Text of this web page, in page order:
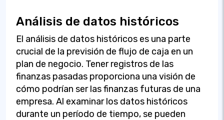
Análisis de datos históricos
El análisis de datos históricos es una parte
crucial de la previsión de flujo de caja en un
plan de negocio. Tener registros de las
finanzas pasadas proporciona una visión de
cómo podrían ser las finanzas futuras de una
empresa. Al examinar los datos históricos
durante un período de tiempo, se pueden